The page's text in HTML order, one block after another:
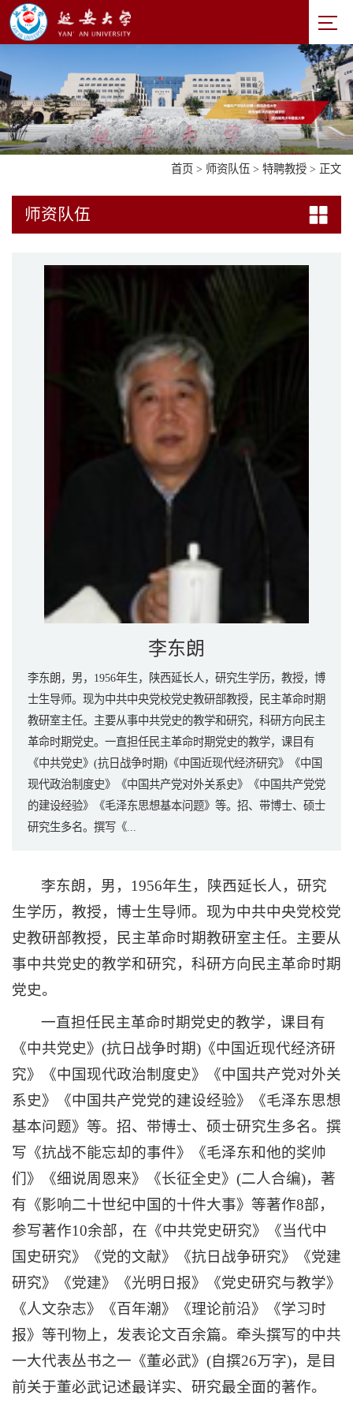
首页 > 师资队伍 > 特聘教授 > 正文
师资队伍
李东朗
李东朗，男，1956年生，陕西延长人，研究生学历，教授，博
士生导师。现为中共中央党校党史教研部教授，民主革命时期
教研室主任。主要从事中共党史的教学和研究，科研方向民主
革命时期党史。一直担任民主革命时期党史的教学，课目有
《中共党史》(抗日战争时期)《中国近现代经济研究》《中国
现代政治制度史》《中国共产党对外关系史》《中国共产党党
的建设经验》《毛泽东思想基本问题》等。招、带博士、硕士
研究生多名。撰写《...
李东朗，男，1956年生，陕西延长人，研究
生学历，教授，博士生导师。现为中共中央党校党
史教研部教授，民主革命时期教研室主任。主要从
事中共党史的教学和研究，科研方向民主革命时期
党史。
一直担任民主革命时期党史的教学，课目有
《中共党史》(抗日战争时期)《中国近现代经济研
究》《中国现代政治制度史》《中国共产党对外关
系史》《中国共产党党的建设经验》《毛泽东思想
基本问题》等。招、带博士、硕士研究生多名。撰
写《抗战不能忘却的事件》《毛泽东和他的奖帅
们》《细说周恩来》《长征全史》(二人合编)，著
有《影响二十世纪中国的十件大事》等著作8部，
参写著作10余部，在《中共党史研究》《当代中
国史研究》《党的文献》《抗日战争研究》《党建
研究》《党建》《光明日报》《党史研究与教学》
《人文杂志》《百年潮》《理论前沿》《学习时
报》等刊物上，发表论文百余篇。牵头撰写的中共
一大代表丛书之一《董必武》(自撰26万字)，是目
前关于董必武记述最详实、研究最全面的著作。